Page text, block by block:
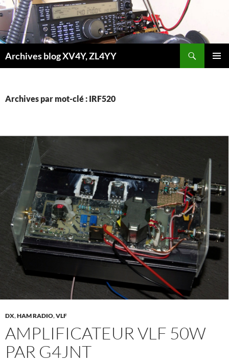
Aller
au
contenu
Archives blog XV4Y, ZL4YY
Archives par mot-clé : IRF520
DX,HAM RADIO,VLF
AMPLIFICATEUR VLF 50W
PAR G4JNT